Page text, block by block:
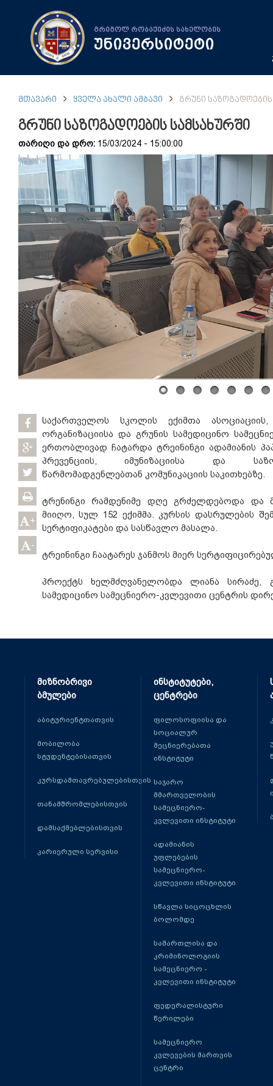
გრიგოლ რობაქიძის სახელობის
უნივერსიტეტი
ᲛᲗᲐᲕᲐᲠᲘ ᲧᲕᲔᲚᲐ ᲐᲮᲐᲚᲘ ᲐᲛᲑᲐᲕᲘ ᲒᲠᲣᲜᲘ
გრუნი საზოგადოების სამსახურში
თარიღი და დრო: 15/03/2024 - 15:00:00
+
-
საქართველოს სკოლის ექიმთა
ორგანიზაციისა და გრუნის სამედიცინო
ერთობლივად ჩატარდა ტრეინინგი ადამიანის
პრევენციის, იმუნიზაციისა და
წარმომადგენლებთან კომუნიკაციის საკითხებზე.
ტრენინგი რამდენიმე დღე გრძელდებოდა და
მიიღო, სულ 152 ექიმმა. კურსის დასრულების
სერტიფიკატები და სასწავლო მასალა.
ტრეინინგი ჩაატარეს ჯანმოს მიერ
პროექტს ხელმძღვანელობდა ლიანა სირაძე,
სამედიცინო სამეცნიერო-კვლევითი ცენტრის
მიზნობრივი
ბმულები
აბიტურიენტთათვის
მობილობა
სტუდენტებისათვის
კურსდამთავრებულებისთვის
თანამშრომლებისთვის
დამსაქმებლებისთვის
კარიერული სერვისი
ინსტიტუტები,
ცენტრები
ფილოსოფიისა და
სოციალურ
მეცნიერებათა
ინსტიტუტი
საჯარო
მმართველობის
სამეცნიერო-
კვლევითი ინსტიტუტი
ადამიანის
უფლებების
სამეცნიერო-
კვლევითი ინსტიტუტი
სწავლა სიცოცხლის
ბოლომდე
სამართლისა და
კრიმინოლოგიის
სამეცნიერო -
კვლევითი ინსტიტუტი
ფედერალისტური
წერილები
სამეცნიერო
კვლევების მართვის
ცენტრი